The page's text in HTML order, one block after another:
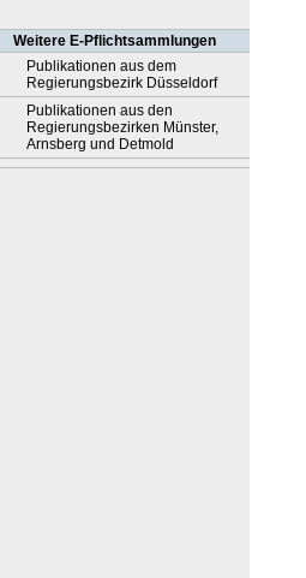
Weitere E-Pflichtsammlungen
Publikationen aus dem
Regierungsbezirk Düsseldorf
Publikationen aus den
Regierungsbezirken Münster,
Arnsberg und Detmold